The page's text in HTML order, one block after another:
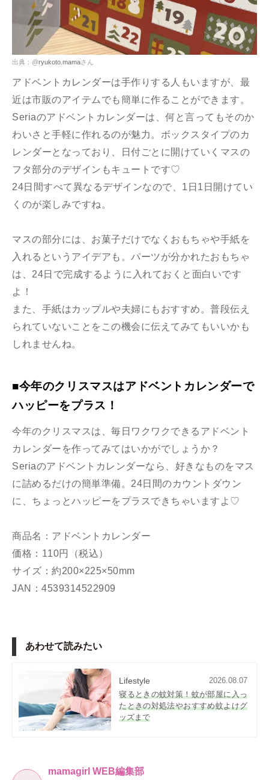
出典：@ryukoto.mamaさん
アドベントカレンダーは手作りする人もいますが、最
近は市販のアイテムでも簡単に作ることができます。
Seriaのアドベントカレンダーは、何と言ってもそのか
わいさと手軽に作れるのが魅力。ボックスタイプのカ
レンダーとなっており、日付ごとに開けていくマスの
フタ部分のデザインもキュートです♡
24日間すべて異なるデザインなので、1日1日開けてい
くのが楽しみですね。
マスの部分には、お菓子だけでなくおもちゃや手紙を
入れるというアイデアも。パーツが分かれたおもちゃ
は、24日で完成するように入れておくと面白いです
よ！
また、手紙はカップルや夫婦にもおすすめ。普段伝え
られていないことをこの機会に伝えてみてもいいかも
しれませんね。
■今年のクリスマスはアドベントカレンダーで
ハッピーをプラス！
今年のクリスマスは、毎日ワクワクできるアドベント
カレンダーを作ってみてはいかがでしょうか？
Seriaのアドベントカレンダーなら、好きなものをマス
に詰めるだけの簡単準備。24日間のカウントダウン
に、ちょっとハッピーをプラスできちゃいますよ♡
商品名：アドベントカレンダー
価格：110円（税込）
サイズ：約200×225×50mm
JAN：4539314522909
あわせて読みたい
Lifestyle
2026.08.07
寝るときの蚊対策！蚊が部屋に入っ
たときの対処法やおすすめ蚊よけグ
ッズまで
mamagirl WEB編集部